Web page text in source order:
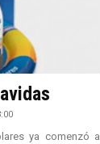
ya comenzó a